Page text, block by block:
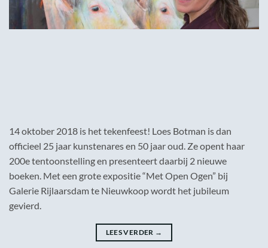
14 oktober 2018 is het tekenfeest! Loes Botman is dan
officieel 25 jaar kunstenares en 50 jaar oud. Ze opent haar
200e tentoonstelling en presenteert daarbij 2 nieuwe
boeken. Met een grote expositie “Met Open Ogen” bij
Galerie Rijlaarsdam te Nieuwkoop wordt het jubileum
gevierd.
LEES VERDER →